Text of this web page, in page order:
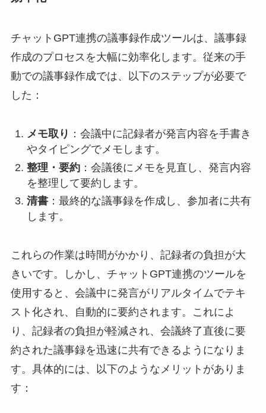
チャットGPT連携の議事録作成ツールは、議事録
作成のプロセスを大幅に効率化します。従来の手
動での議事録作成では、以下のステップが必要で
した：
メモ取り ：会議中に記録者が発言内容を手書き
やタイピングでメモします。
整理・要約：会議後にメモを見直し、発言内容
を整理して要約します。
清書：最終的な議事録を作成し、参加者に共有
します。
これらの作業は時間がかかり、記録者の負担が大
きいです。しかし、チャットGPT連携のツールを
使用すると、会議中に発言がリアルタイムでテキ
スト化され、自動的に要約されます。これによ
り、記録者の負担が軽減され、会議終了直後に要
約された議事録を迅速に共有できるようになりま
す。具体的には、以下のようなメリットがありま
す：